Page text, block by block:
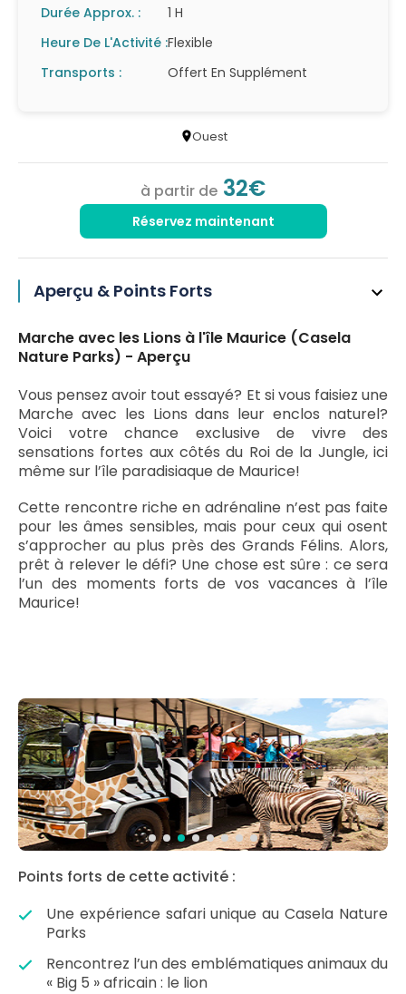
Durée Approx. :
1 H
Heure De L'Activité :Flexible
Transports :
Offert En Supplément
Ouest
à partir de 32€
Réservez maintenant
Aperçu & Points Forts
Marche avec les Lions à l'île Maurice (Casela
Nature Parks) - Aperçu
Vous pensez avoir tout essayé? Et si vous faisiez une
Marche avec les Lions dans leur enclos naturel?
Voici votre chance exclusive de vivre des
sensations fortes aux côtés du Roi de la Jungle, ici
même sur l’île paradisiaque de Maurice!
Cette rencontre riche en adrénaline n’est pas faite
pour les âmes sensibles, mais pour ceux qui osent
s’approcher au plus près des Grands Félins. Alors,
prêt à relever le défi? Une chose est sûre : ce sera
l’un des moments forts de vos vacances à l’île
Maurice!
Points forts de cette activité :
Une expérience safari unique au Casela Nature
Parks
Rencontrez l’un des emblématiques animaux du
« Big 5 » africain : le lion